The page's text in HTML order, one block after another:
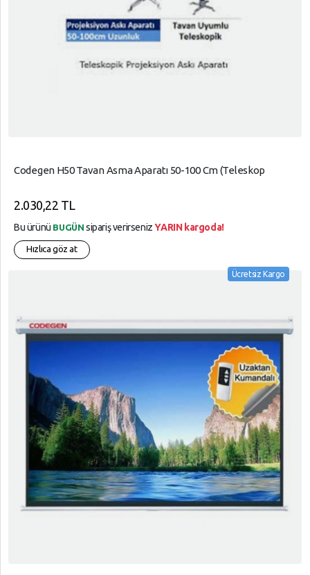
Codegen H50 Tavan Asma Aparatı 50-100 Cm (Teleskop
2.030,22 TL
Bu ürünü BUGÜN sipariş verirsenizYARIN kargoda!
Hızlıca göz at
Ücretsiz Kargo